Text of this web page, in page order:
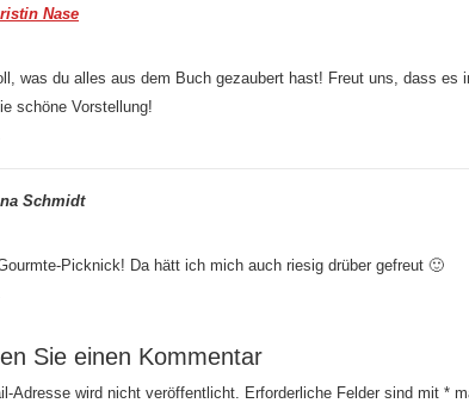
Nase
was du alles aus dem Buch gezaubert hast! Freut uns, dass es
schöne Vorstellung!
Schmidt
Picknick! Da hätt ich mich auch riesig drüber gefreut 🙂
Sie einen Kommentar
Adresse wird nicht veröffentlicht. Erforderliche Felder sind mit *